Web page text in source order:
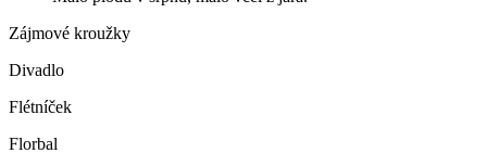
Zájmové kroužky
Divadlo
Flétníček
Florbal